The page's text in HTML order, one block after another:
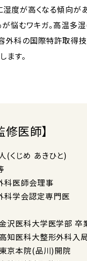
湿度が高くなる傾向が
悩むワキガ。高温多
外科の国際特許取得
ます。
修医師】
(くじめ あきひと)
科医師会理事
科学会認定専門医
医科大学医学部 卒
医科大整形外科入
京本院(品川)開院